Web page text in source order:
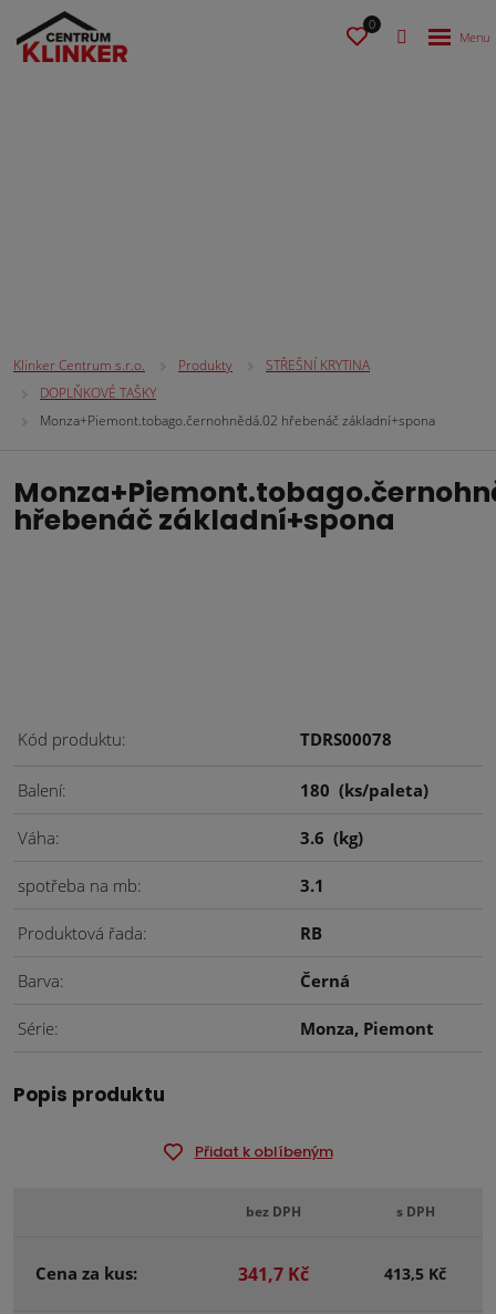
0
Klinker Centrum s.r.o. Produkty
STŘEŠNÍ KRYTINA
DOPLŇKOVÉ TAŠKY
Monza+Piemont.tobago.černohnědá.02 hřebenáč základní+spona
hřebenáč základní+spona
Kód produktu TDRS00078
Balení 180 (ks/paleta)
Váha 3.6 (kg)
spotřeba na mb 3.1
Produktová řada RB
Barva Černá
Série Monza, Piemont
Popis produktu
Přidat k oblíbeným
bez DPH s DPH
Cena za kus: 341,7 Kč 413,5 Kč